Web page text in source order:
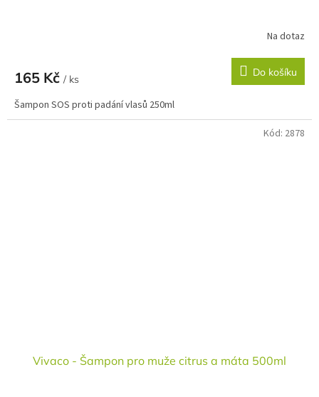
Na dotaz
165 Kč / ks
Do košíku
Šampon SOS proti padání vlasů 250ml
Vivaco - Šampon pro muže citrus a máta 500ml
Kód: 2878